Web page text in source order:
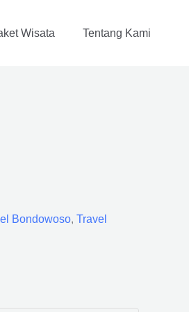
Wisata Tentang Kami
Bondowoso, Travel